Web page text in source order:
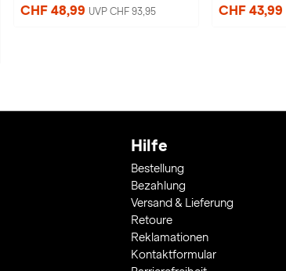
CHF 48,99 UVP CHF 93,95 CHF 43,99
Hilfe
Bestellung
Bezahlung
Versand & Lieferung
Retoure
Reklamationen
Kontaktformular